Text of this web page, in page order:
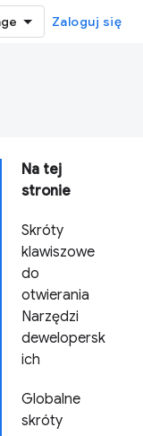
Zaloguj się
Na tej
stronie
Skróty
klawiszowe
do
otwierania
Narzędzi
dewelopersk
ich
Globalne
skróty